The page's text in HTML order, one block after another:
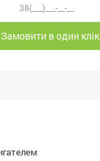
Замовити в один клік